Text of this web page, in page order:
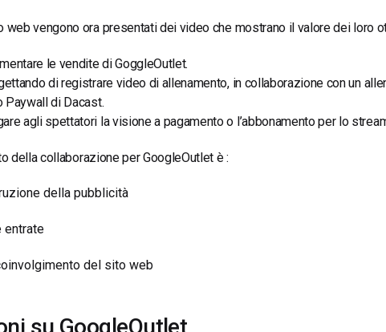
web vengono ora presentati dei video che mostrano il valore dei loro
le vendite di GoggleOutlet.
di registrare video di allenamento, in collaborazione con un
di Dacast.
agli spettatori la visione a pagamento o l’abbonamento per lo
della collaborazione per GoogleOutlet è :
della pubblicità
entrate
del sito web